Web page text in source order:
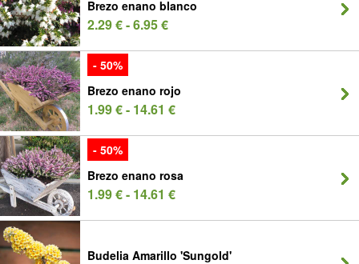
Brezo enano blanco
2.29 € - 6.95 €
- 50%
Brezo enano rojo
1.99 € - 14.61 €
- 50%
Brezo enano rosa
1.99 € - 14.61 €
Budelia Amarillo 'Sungold'